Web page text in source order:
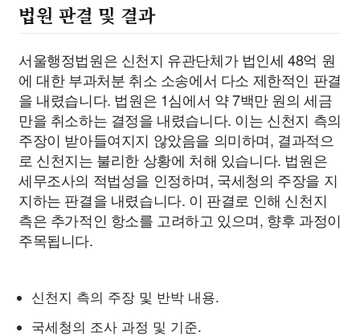
법원 판결 및 결과
서울행정법원은 신천지 유관단체가 법인세 48억 원
에 대한 부과처분 취소 소송에서 다소 제한적인 판결
을 내렸습니다. 법원은 1심에서 약 7백만 원의 세금
만을 취소하는 결정을 내렸습니다. 이는 신천지 측의
주장이 받아들여지지 않았음을 의미하며, 결과적으
로 신천지는 불리한 상황에 처해 있습니다. 법원은
세무조사의 적법성을 인정하며, 국세청의 주장을 지
지하는 판결을 내렸습니다. 이 판결로 인해 신천지
측은 추가적인 항소를 고려하고 있으며, 향후 과정이
주목됩니다.
신천지 측의 주장 및 반박 내용.
국세청의 조사 과정 및 기준.